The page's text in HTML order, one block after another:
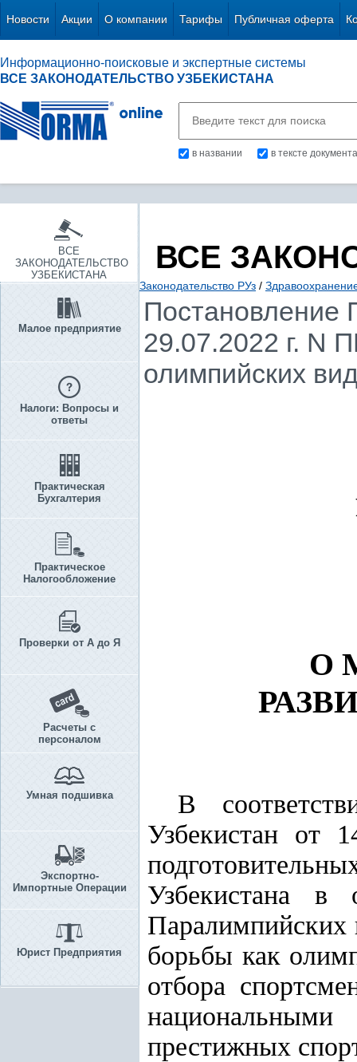
Новости Акции О компании Тарифы Публичная оферта
Информационно-поисковые и экспертные системы
ВСЕ ЗАКОНОДАТЕЛЬСТВО УЗБЕКИСТАНА
в названии в тексте документа
ВСЕ
ЗАКОНОДАТЕЛЬСТВО
УЗБЕКИСТАНА
Малое предприятие
Налоги: Вопросы и
ответы
Практическая
Бухгалтерия
Практическое
Налогообложение
Проверки от А до Я
Расчеты с
персоналом
Умная подшивка
Экспортно-
Импортные Операции
Юрист Предприятия
ВСЕ
Законодательство РУз /
Постановление
29.07.2022 г. N
олимпийских
О
В
Узбекистан от
Узбекистана
Паралимпийских
борьбы как
отбора
престижных